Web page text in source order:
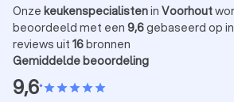
Onze keukenspecialistenin Voorhout
beoordeeld met een 9,6gebaseerd op
reviews uit 16bronnen
Gemiddelde beoordeling
9,6•starstarstarstarstar